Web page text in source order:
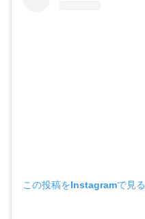
この投稿をInstagramで見る